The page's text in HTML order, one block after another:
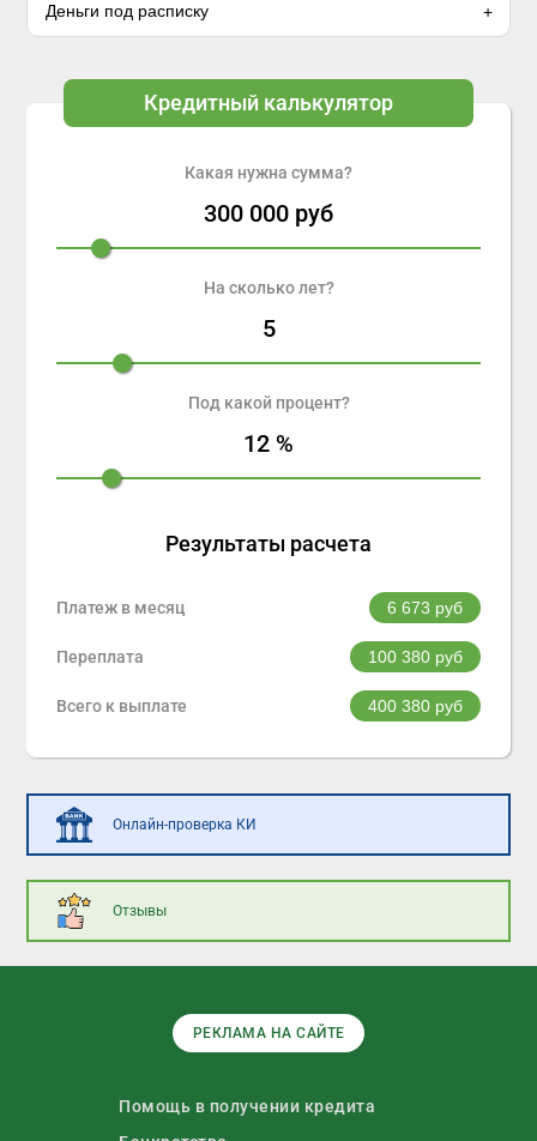
Деньги под расписку
Кредитный калькулятор
Какая нужна сумма?
300 000 руб
На сколько лет?
5
Под какой процент?
12 %
Результаты расчета
Платеж в месяц 6 673 руб
Переплата 100 380руб
Всего к выплате 400 380руб
Онлайн-проверка КИ
Отзывы
РЕКЛАМА НА САЙТЕ
Помощь в получении кредита